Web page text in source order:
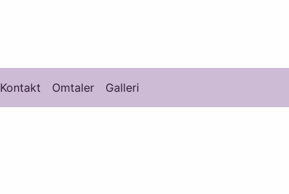
Kontakt Omtaler Galleri